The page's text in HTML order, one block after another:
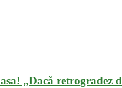
„Dacă